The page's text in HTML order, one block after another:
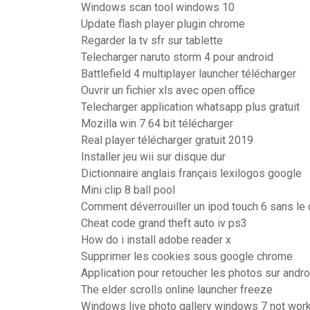
Windows scan tool windows 10
Update flash player plugin chrome
Regarder la tv sfr sur tablette
Telecharger naruto storm 4 pour android
Battlefield 4 multiplayer launcher télécharger
Ouvrir un fichier xls avec open office
Telecharger application whatsapp plus gratuit
Mozilla win 7 64 bit télécharger
Real player télécharger gratuit 2019
Installer jeu wii sur disque dur
Dictionnaire anglais français lexilogos google
Mini clip 8 ball pool
Comment déverrouiller un ipod touch 6 sans le
Cheat code grand theft auto iv ps3
How do i install adobe reader x
Supprimer les cookies sous google chrome
Application pour retoucher les photos sur
The elder scrolls online launcher freeze
Windows live photo gallery windows 7 not